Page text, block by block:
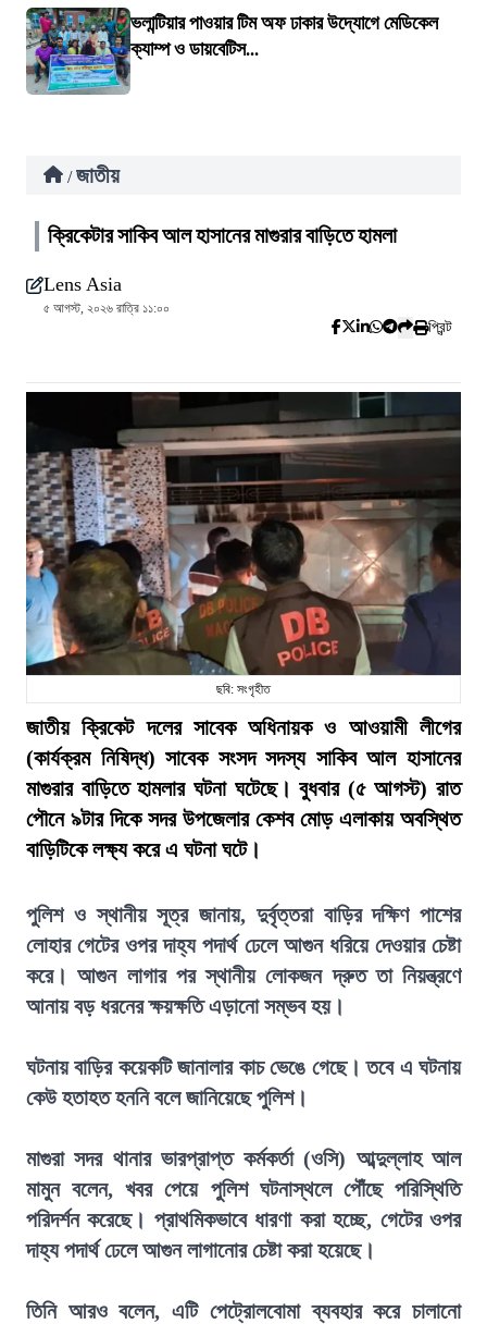
ভলান্টিয়ার পাওয়ার টিম অফ ঢাকার উদ্যোগে মেডিকেল
ক্যাম্প ও ডায়বেটিস...
/ জাতীয়
ক্রিকেটার সাকিব আল হাসানের মাগুরার বাড়িতে হামলা
Lens Asia
৫ আগস্ট, ২০২৬ রাত্রি ১১:০০
প্রিন্ট
ছবি: সংগৃহীত
জাতীয় ক্রিকেট দলের সাবেক অধিনায়ক ও আওয়ামী লীগের
(কার্যক্রম নিষিদ্ধ) সাবেক সংসদ সদস্য সাকিব আল হাসানের
মাগুরার বাড়িতে হামলার ঘটনা ঘটেছে। বুধবার (৫ আগস্ট) রাত
পৌনে ৯টার দিকে সদর উপজেলার কেশব মোড় এলাকায় অবস্থিত
বাড়িটিকে লক্ষ্য করে এ ঘটনা ঘটে।
পুলিশ ও স্থানীয় সূত্র জানায়, দুর্বৃত্তরা বাড়ির দক্ষিণ পাশের
লোহার গেটের ওপর দাহ্য পদার্থ ঢেলে আগুন ধরিয়ে দেওয়ার চেষ্টা
করে। আগুন লাগার পর স্থানীয় লোকজন দ্রুত তা নিয়ন্ত্রণে
আনায় বড় ধরনের ক্ষয়ক্ষতি এড়ানো সম্ভব হয়।
ঘটনায় বাড়ির কয়েকটি জানালার কাচ ভেঙে গেছে। তবে এ ঘটনায়
কেউ হতাহত হননি বলে জানিয়েছে পুলিশ।
মাগুরা সদর থানার ভারপ্রাপ্ত কর্মকর্তা (ওসি) আব্দুল্লাহ আল
মামুন বলেন, খবর পেয়ে পুলিশ ঘটনাস্থলে পৌঁছে পরিস্থিতি
পরিদর্শন করেছে। প্রাথমিকভাবে ধারণা করা হচ্ছে, গেটের ওপর
দাহ্য পদার্থ ঢেলে আগুন লাগানোর চেষ্টা করা হয়েছে।
তিনি আরও বলেন, এটি পেট্রোলবোমা ব্যবহার করে চালানো